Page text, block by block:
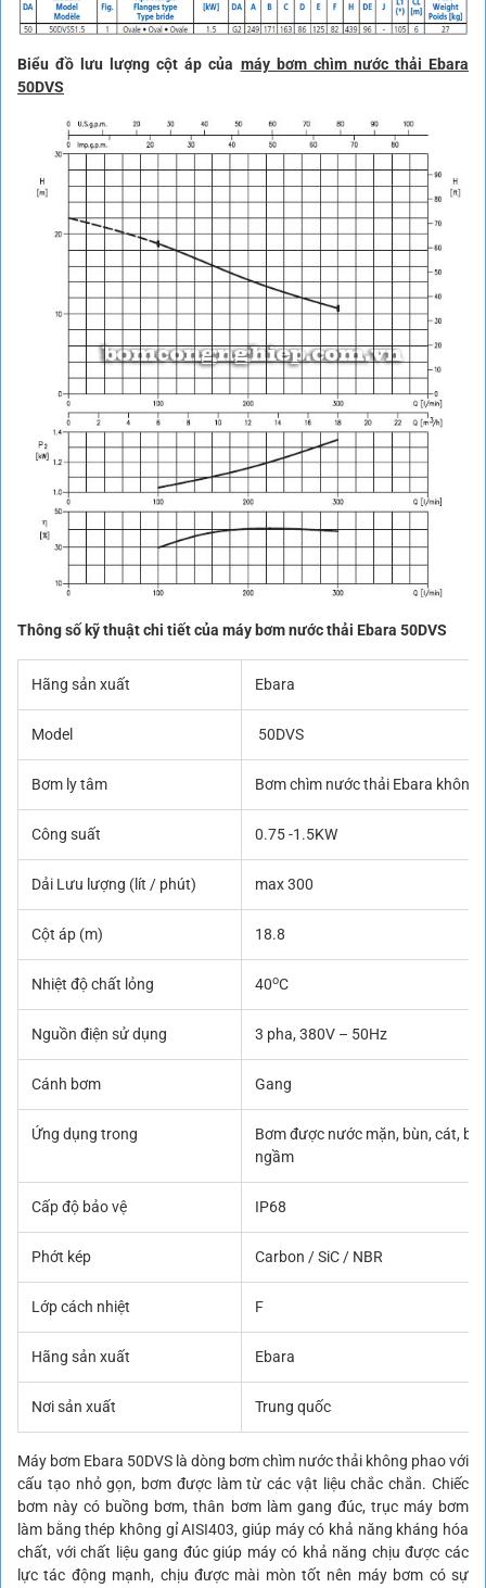
Biểu đồ lưu lượng cột áp của máy bơm chìm nước thải Ebara
50DVS
Thông số kỹ thuật chi tiết của máy bơm nước thải Ebara 50DVS
Hãng sản xuất Ebara
Model 50DVS
Bơm ly tâm Bơm chìm nước thải Ebara không
Công suất 0.75 -1.5KW
Dải Lưu lượng (lít / phút) max 300
Cột áp (m) 18.8
Nhiệt độ chất lỏng 40oC
Nguồn điện sử dụng 3 pha, 380V – 50Hz
Cánh bơm Gang
Ứng dụng trong
Bơm được nước mặn, bùn, cát,
ngầm
Cấp độ bảo vệ IP68
Phớt kép Carbon / SiC / NBR
Lớp cách nhiệt F
Hãng sản xuất Ebara
Nơi sản xuất Trung quốc
Máy bơm Ebara 50DVS là dòng bơm chìm nước thải không phao với
cấu tạo nhỏ gọn, bơm được làm từ các vật liệu chắc chắn. Chiếc
bơm này có buồng bơm, thân bơm làm gang đúc, trục máy bơm
làm bằng thép không gỉ AISI403, giúp máy có khả năng kháng hóa
chất, với chất liệu gang đúc giúp máy có khả năng chịu được các
lực tác động mạnh, chịu được mài mòn tốt nên máy bơm có sự